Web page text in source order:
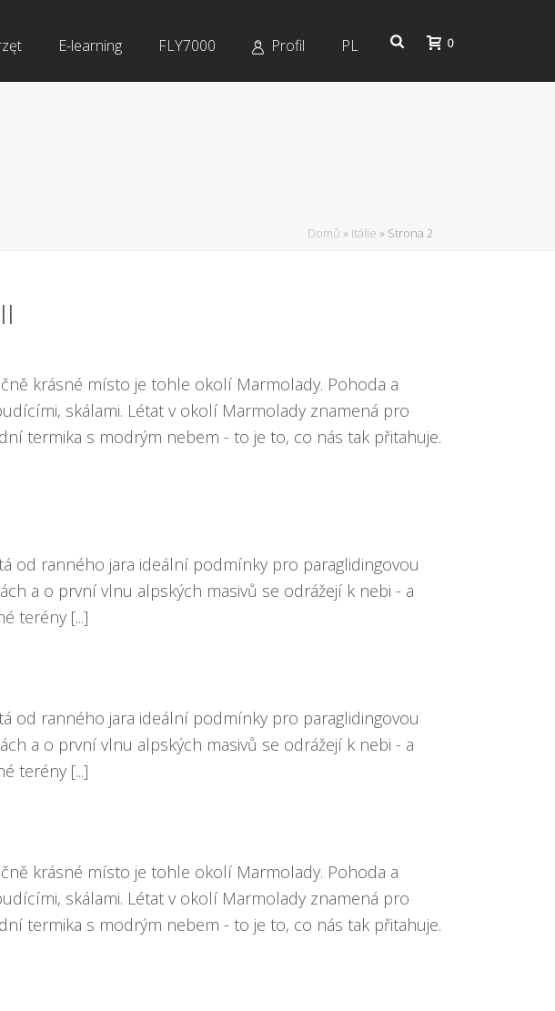
E-learning FLY7000 Profil PL 0
Domů » Itálie » Strona 2
krásné místo je tohle okolí Marmolady. Pohoda a
skálami. Létat v okolí Marmolady znamená pro
termika s modrým nebem - to je to, co nás tak přitahuje.
od ranného jara ideální podmínky pro paraglidingovou
a o první vlnu alpských masivů se odrážejí k nebi - a
terény [...]
od ranného jara ideální podmínky pro paraglidingovou
a o první vlnu alpských masivů se odrážejí k nebi - a
terény [...]
krásné místo je tohle okolí Marmolady. Pohoda a
skálami. Létat v okolí Marmolady znamená pro
termika s modrým nebem - to je to, co nás tak přitahuje.